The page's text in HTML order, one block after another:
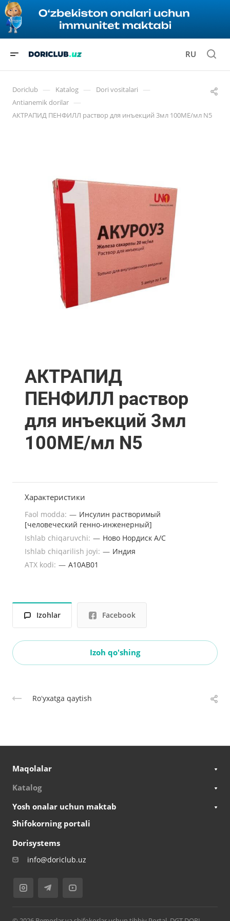
RU
Doriclub — Katalog — Dori vositalari —
Antianemik dorilar —
АКТРАПИД ПЕНФИЛЛ раствор для инъекций 3мл 100МЕ/мл N5
АКТРАПИД
ПЕНФИЛЛ раствор
для инъекций 3мл
100МЕ/мл N5
Характеристики
Faol modda: — Инсулин растворимый
[человеческий генно-инженерный]
Ishlab chiqaruvchi: — Ново Нордиск А/С
Ishlab chiqarilish joyi: — Индия
ATX kodi: — A10AB01
Izohlar Facebook
Izoh qo'shing
Roʻyxatga qaytish
Maqolalar
Katalog
Yosh onalar uchun maktab
Shifokorning portali
Dorisystems
info@doriclub.uz